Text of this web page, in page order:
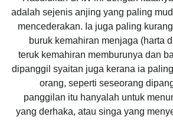
adalah sejenis anjing yang paling
mencederakan. Ia juga paling
buruk kemahiran menjaga (harta
teruk kemahiran memburunya dan
dipanggil syaitan juga kerana ia
orang, seperti seseorang
panggilan itu hanyalah untuk
yang derhaka, atau singa yang